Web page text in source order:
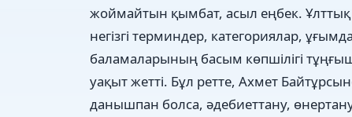
жоймайтын қымбат, асыл еңбек.
негізгі терминдер, категориялар,
баламаларының басым көпшілігі
уақыт жетті. Бұл ретте, Ахмет
данышпан болса, әдебиеттану,